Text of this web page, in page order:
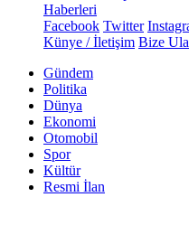
Haberleri
Facebook Twitter
Künye / İletişim Bize
Gündem
Politika
Dünya
Ekonomi
Otomobil
Spor
Kültür
Resmi İlan